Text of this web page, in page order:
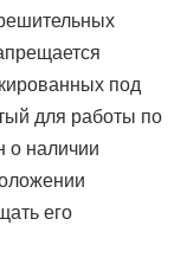
под
для работы по
о наличии
его